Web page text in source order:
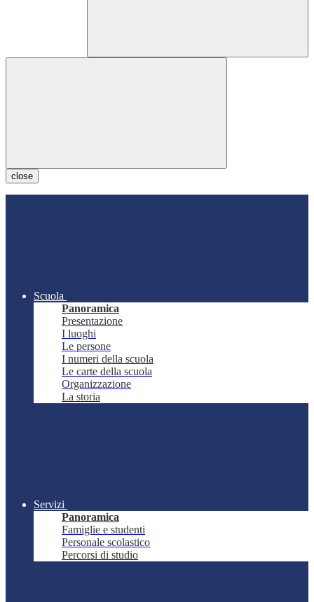
close
Scuola
Panoramica
Presentazione
I luoghi
Le persone
I numeri della scuola
Le carte della scuola
Organizzazione
La storia
Servizi
Panoramica
Famiglie e studenti
Personale scolastico
Percorsi di studio